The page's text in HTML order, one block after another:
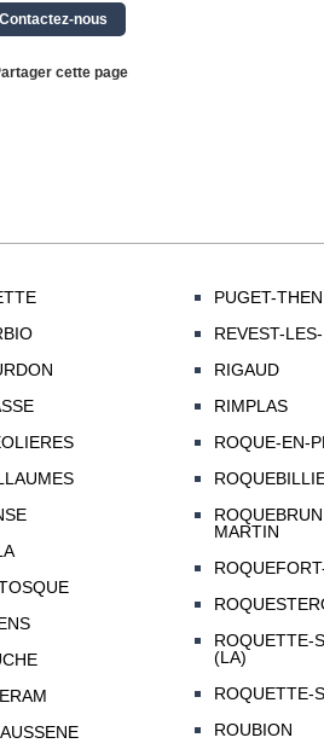
Contactez-nous
cette page
PUGET-
REVEST-
RIGAUD
RIMPLAS
ROQUE-EN-
MARTIN
ROQUETTE-
(LA)
ROQUETTE-
ROUBION